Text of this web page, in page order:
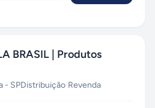
BRASIL | Produtos
- SPDistribuição·Revenda